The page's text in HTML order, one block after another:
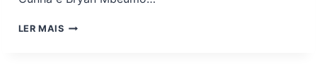
LER MAISMILAN